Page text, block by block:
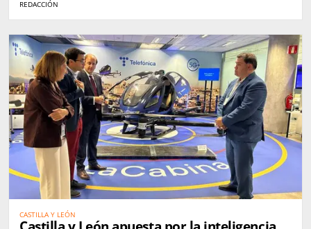
REDACCIÓN
CASTILLA Y LEÓN